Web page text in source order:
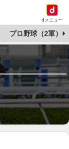
dメニュー
プロ野球（2軍）